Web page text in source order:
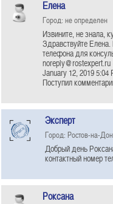
Елена
Город: не определен
Извините, не знала,
Здравствуйте
телефона для
January 12, 2019
Поступил
Эксперт
Город: Ростов-на-
Добрый день
контактный номер
Роксана